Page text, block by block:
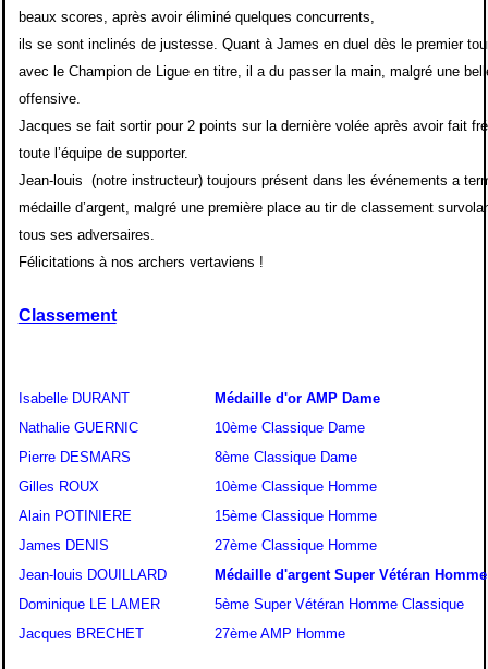
beaux scores, après avoir éliminé quelques concurrents,
ils se sont inclinés de justesse. Quant à James en duel dès le premier
avec le Champion de Ligue en titre, il a du passer la main, malgré une
offensive.
Jacques se fait sortir pour 2 points sur la dernière volée après avoir fait
toute l’équipe de supporter.
Jean-louis (notre instructeur) toujours présent dans les événements a
médaille d’argent, malgré une première place au tir de classement
tous ses adversaires.
Félicitations à nos archers vertaviens !
Classement
Isabelle DURANT
Médaille d'or AMP Dame
Nathalie GUERNIC
10ème Classique Dame
Pierre DESMARS
8ème Classique Dame
Gilles ROUX
10ème Classique Homme
Alain POTINIERE
15ème Classique Homme
James DENIS
27ème Classique Homme
Jean-louis DOUILLARD
Médaille d'argent Super Vétéran Homme
Dominique LE LAMER
5ème Super Vétéran Homme Classique
Jacques BRECHET
27ème AMP Homme